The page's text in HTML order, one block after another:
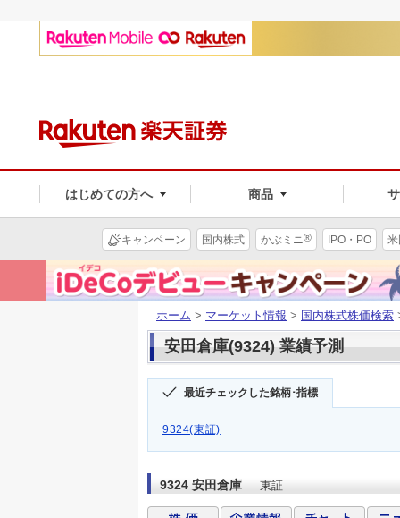
はじめての方へ 商品
キャンペーン 国内株式 かぶミニ® IPO・PO
ホーム > マーケット情報 > 国内株式株価検索
安田倉庫(9324) 業績予測
最近チェックした銘柄･指標
9324(東証)
9324 安田倉庫 東証